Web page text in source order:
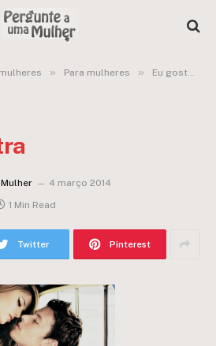
» Para mulheres » Eu gosto dele mas ele gosta da outra. O que fazer?
4 março 2014
1 Min Read
Twitter Pinterest